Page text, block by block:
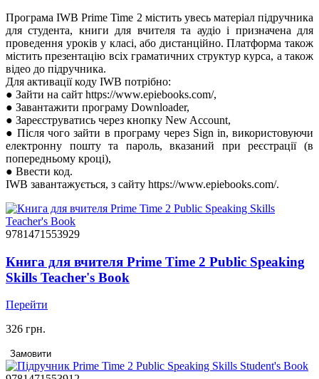
Програма IWB Prime Time 2 містить увесь матеріал підручника
для студента, книги для вчителя та аудіо і призначена для
проведення уроків у класі, або дистанційно. Платформа також
містить презентацію всіх граматичних структур курса, а також
відео до підручника.
Для активації коду IWB потрібно:
● Зайти на сайт https://www.epiebooks.com/,
● Завантажити програму Downloader,
● Зареєструватись через кнопку New Account,
● Після чого зайти в програму через Sign in, використовуючи
електронну пошту та пароль, вказаний при реєстрації (в
попередньому кроці),
● Ввести код.
IWB завантажується, з сайту https://www.epiebooks.com/.
9781471553929
Книга для вчителя Prime Time 2 Public Speaking
Skills Teacher's Book
Перейти
326 грн.
Замовити